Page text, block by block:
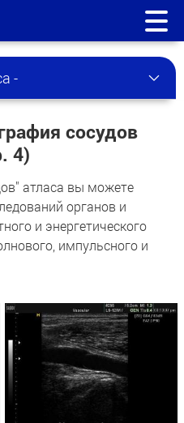
-
сосудов
4)
атласа вы можете
органов и
и энергетического
импульсного и